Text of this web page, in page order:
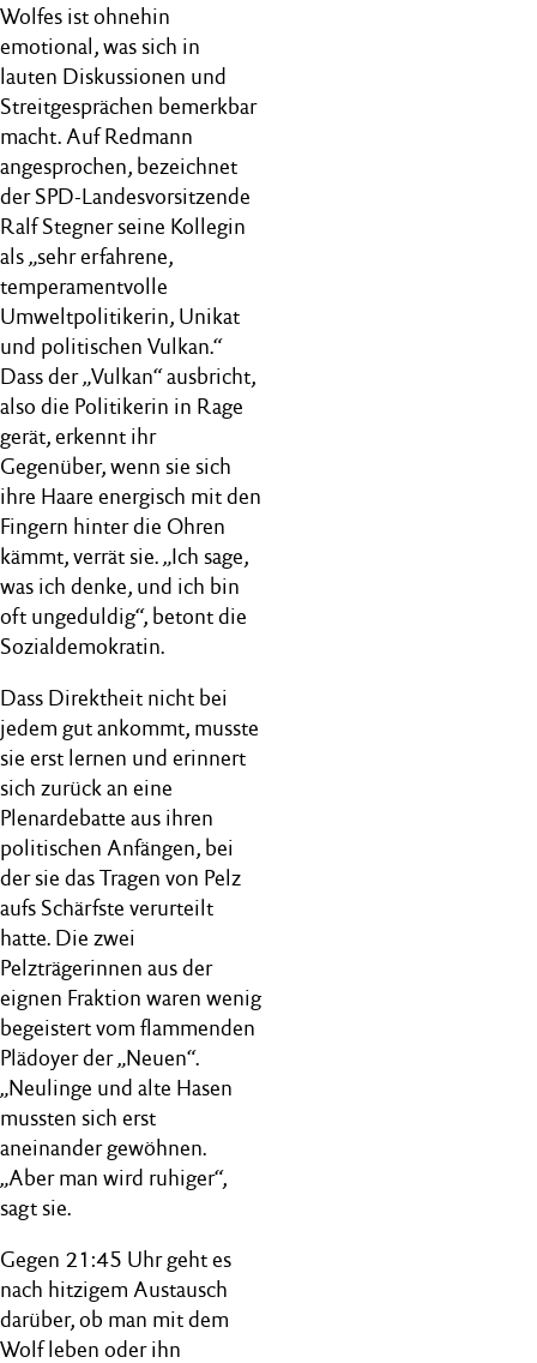
Wolfes ist ohnehin
emotional, was sich in
lauten Diskussionen und
Streitgesprächen bemerkbar
macht. Auf Redmann
angesprochen, bezeichnet
der SPD-Landesvorsitzende
Ralf Stegner seine Kollegin
als „sehr erfahrene,
temperamentvolle
Umweltpolitikerin, Unikat
und politischen Vulkan.“
Dass der „Vulkan“ ausbricht,
also die Politikerin in Rage
gerät, erkennt ihr
Gegenüber, wenn sie sich
ihre Haare energisch mit den
Fingern hinter die Ohren
kämmt, verrät sie. „Ich sage,
was ich denke, und ich bin
oft ungeduldig“, betont die
Sozialdemokratin.
Dass Direktheit nicht bei
jedem gut ankommt, musste
sie erst lernen und erinnert
sich zurück an eine
Plenardebatte aus ihren
politischen Anfängen, bei
der sie das Tragen von Pelz
aufs Schärfste verurteilt
hatte. Die zwei
Pelzträgerinnen aus der
eignen Fraktion waren wenig
begeistert vom flammenden
Plädoyer der „Neuen“.
„Neulinge und alte Hasen
mussten sich erst
aneinander gewöhnen.
„Aber man wird ruhiger“,
sagt sie.
Gegen 21:45 Uhr geht es
nach hitzigem Austausch
darüber, ob man mit dem
Wolf leben oder ihn